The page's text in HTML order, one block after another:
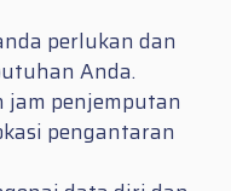
perlukan dan
Anda.
penjemputan
pengantaran